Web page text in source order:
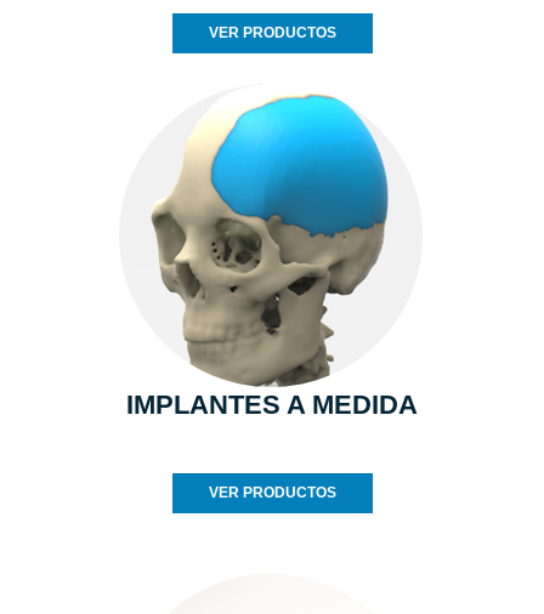
VER PRODUCTOS
IMPLANTES A MEDIDA
VER PRODUCTOS